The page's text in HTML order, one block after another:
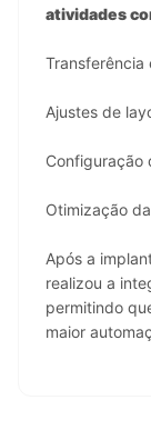
atividades
Ajustes de
Configuração
Otimização
Após a
realizou a
permitindo
maior